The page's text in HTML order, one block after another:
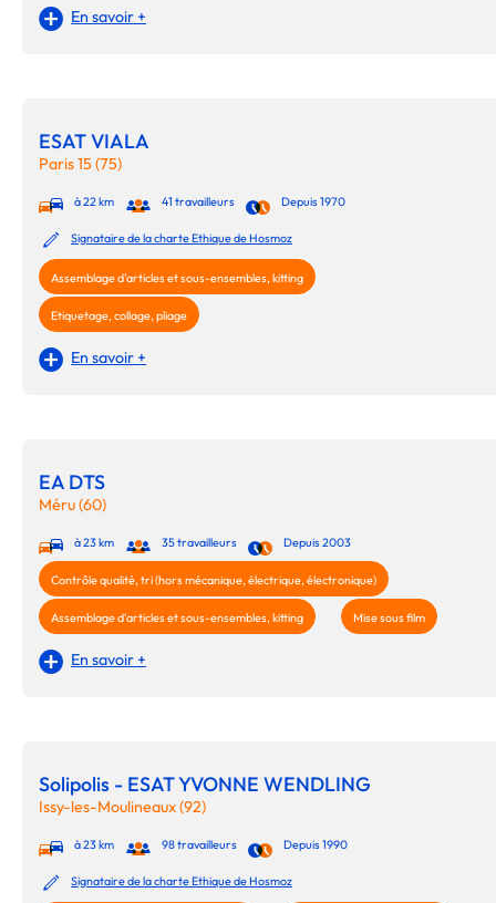
En savoir +
ESAT VIALA
Paris 15 (75)
à 22 km 41 travailleurs Depuis 1970
Signataire de la charte Ethique de Hosmoz
Assemblage d'articles et sous-ensembles, kitting
Etiquetage, collage, pliage
En savoir +
EA DTS
Méru (60)
à 23 km 35 travailleurs Depuis 2003
Contrôle qualité, tri (hors mécanique, électrique, électronique)
Assemblage d'articles et sous-ensembles, kitting Mise sous film
En savoir +
Solipolis - ESAT YVONNE WENDLING
Issy-les-Moulineaux (92)
à 23 km 98 travailleurs Depuis 1990
Signataire de la charte Ethique de Hosmoz